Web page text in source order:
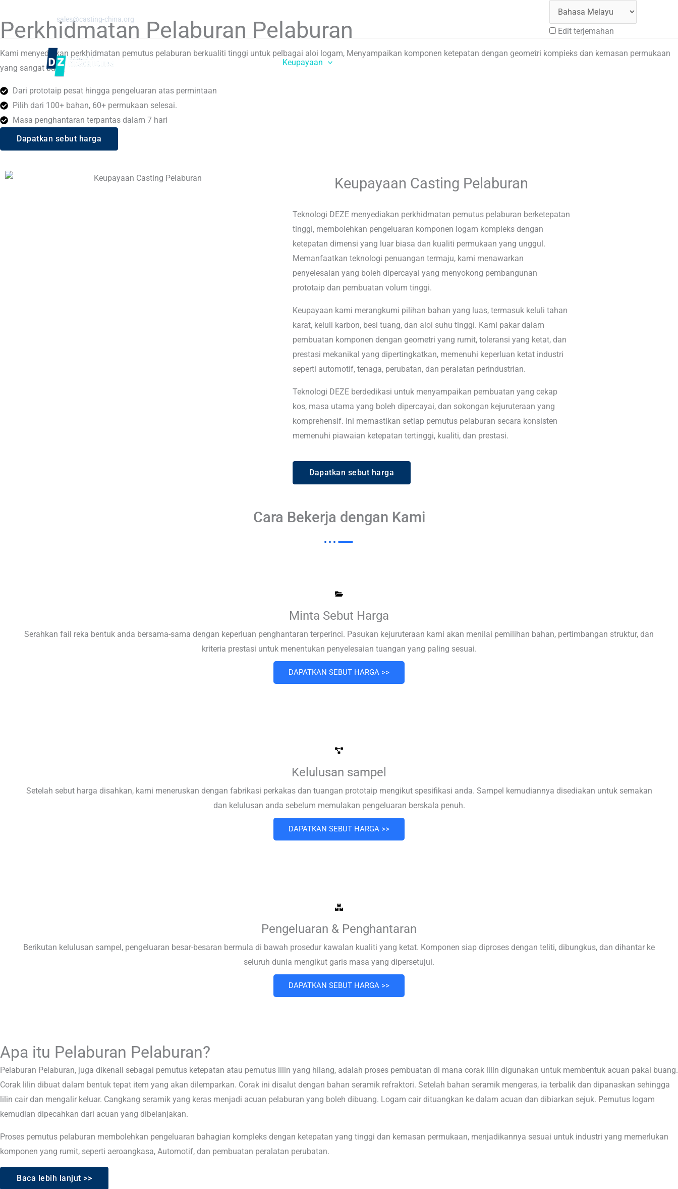
ke
kandungan
E -mel: sales@casting-china.org
Edit terjemahan
Keupayaan
Perkhidmatan Pelaburan Pelaburan
Kami menyediakan perkhidmatan pemutus pelaburan berkualiti tinggi untuk pelbagai aloi logam, Menyampaikan komponen ketepatan dengan geometri kompleks dan kemasan permukaan
yang sangat baik.
Dari prototaip pesat hingga pengeluaran atas permintaan
Pilih dari 100+ bahan, 60+ permukaan selesai.
Masa penghantaran terpantas dalam 7 hari
Dapatkan sebut harga
Keupayaan Casting Pelaburan
Teknologi DEZE menyediakan perkhidmatan pemutus pelaburan berketepatan
tinggi, membolehkan pengeluaran komponen logam kompleks dengan
ketepatan dimensi yang luar biasa dan kualiti permukaan yang unggul.
Memanfaatkan teknologi penuangan termaju, kami menawarkan
penyelesaian yang boleh dipercayai yang menyokong pembangunan
prototaip dan pembuatan volum tinggi.
Keupayaan kami merangkumi pilihan bahan yang luas, termasuk keluli tahan
karat, keluli karbon, besi tuang, dan aloi suhu tinggi. Kami pakar dalam
pembuatan komponen dengan geometri yang rumit, toleransi yang ketat, dan
prestasi mekanikal yang dipertingkatkan, memenuhi keperluan ketat industri
seperti automotif, tenaga, perubatan, dan peralatan perindustrian.
Teknologi DEZE berdedikasi untuk menyampaikan pembuatan yang cekap
kos, masa utama yang boleh dipercayai, dan sokongan kejuruteraan yang
komprehensif. Ini memastikan setiap pemutus pelaburan secara konsisten
memenuhi piawaian ketepatan tertinggi, kualiti, dan prestasi.
Dapatkan sebut harga
Cara Bekerja dengan Kami
Minta Sebut Harga
Serahkan fail reka bentuk anda bersama-sama dengan keperluan penghantaran terperinci. Pasukan kejuruteraan kami akan menilai pemilihan bahan, pertimbangan struktur, dan
kriteria prestasi untuk menentukan penyelesaian tuangan yang paling sesuai.
DAPATKAN SEBUT HARGA >>
Kelulusan sampel
Setelah sebut harga disahkan, kami meneruskan dengan fabrikasi perkakas dan tuangan prototaip mengikut spesifikasi anda. Sampel kemudiannya disediakan untuk semakan
dan kelulusan anda sebelum memulakan pengeluaran berskala penuh.
DAPATKAN SEBUT HARGA >>
Pengeluaran & Penghantaran
Berikutan kelulusan sampel, pengeluaran besar-besaran bermula di bawah prosedur kawalan kualiti yang ketat. Komponen siap diproses dengan teliti, dibungkus, dan dihantar ke
seluruh dunia mengikut garis masa yang dipersetujui.
DAPATKAN SEBUT HARGA >>
Apa itu Pelaburan Pelaburan?
Pelaburan Pelaburan, juga dikenali sebagai pemutus ketepatan atau pemutus lilin yang hilang, adalah proses pembuatan di mana corak lilin digunakan untuk membentuk acuan pakai buang.
Corak lilin dibuat dalam bentuk tepat item yang akan dilemparkan. Corak ini disalut dengan bahan seramik refraktori. Setelah bahan seramik mengeras, ia terbalik dan dipanaskan sehingga
lilin cair dan mengalir keluar. Cangkang seramik yang keras menjadi acuan pelaburan yang boleh dibuang. Logam cair dituangkan ke dalam acuan dan dibiarkan sejuk. Pemutus logam
kemudian dipecahkan dari acuan yang dibelanjakan.
Proses pemutus pelaburan membolehkan pengeluaran bahagian kompleks dengan ketepatan yang tinggi dan kemasan permukaan, menjadikannya sesuai untuk industri yang memerlukan
komponen yang rumit, seperti aeroangkasa, Automotif, dan pembuatan peralatan perubatan.
Baca lebih lanjut >>